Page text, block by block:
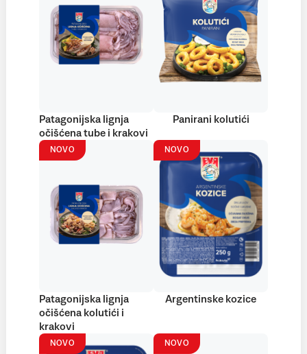
Patagonijska lignja
očišćena tube i krakovi
Panirani kolutići
NOVO
Patagonijska lignja
očišćena kolutići i
krakovi
NOVO
Argentinske kozice
NOVO NOVO